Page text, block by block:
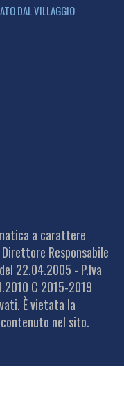
DAL VILLAGGIO
a carattere
Responsabile
22.04.2005 - P.Iva
C 2015-2019
È vietata la
nel sito.